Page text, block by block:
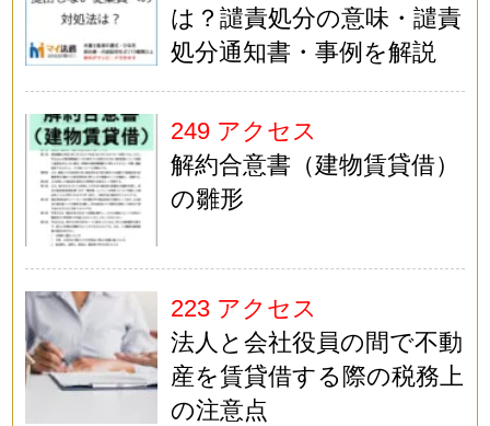
は？譴責処分の意味・譴責
処分通知書・事例を解説
249 アクセス
解約合意書（建物賃貸借）
の雛形
223 アクセス
法人と会社役員の間で不動
産を賃貸借する際の税務上
の注意点